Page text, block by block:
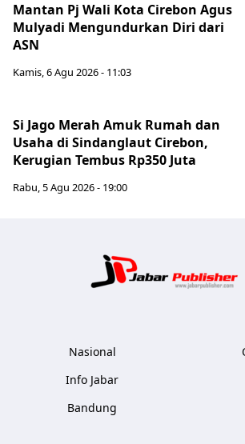
Mantan Pj Wali Kota Cirebon Agus
Mulyadi Mengundurkan Diri dari
ASN
Kamis, 6 Agu 2026 - 11:03
Si Jago Merah Amuk Rumah dan
Usaha di Sindanglaut Cirebon,
Kerugian Tembus Rp350 Juta
Rabu, 5 Agu 2026 - 19:00
Nasional
Info Jabar
Bandung